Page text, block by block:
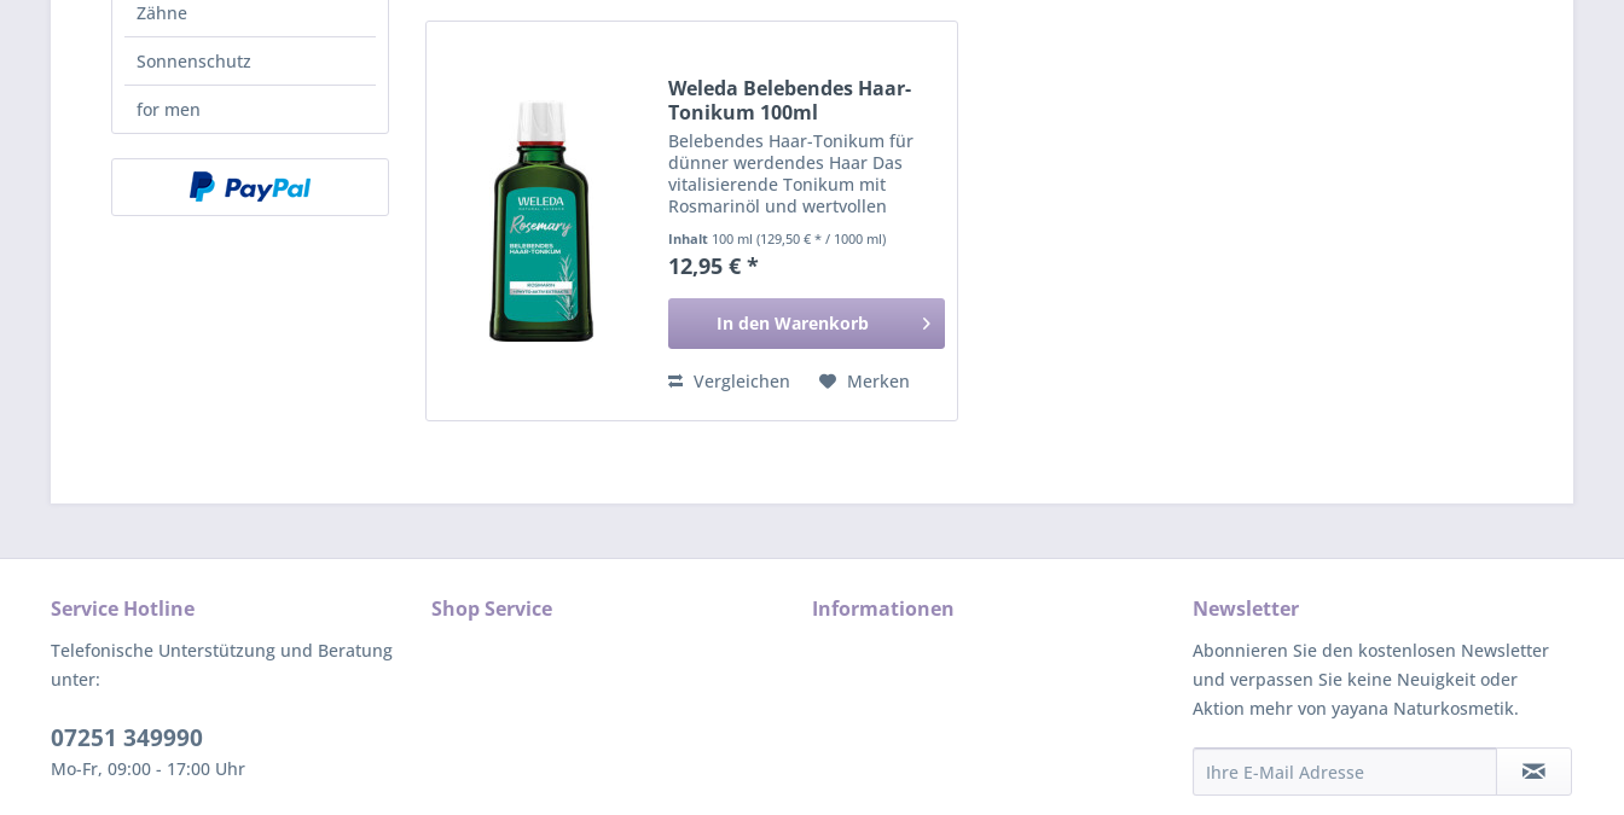
Zähne
Sonnenschutz
for men
Weleda Belebendes Haar-
Tonikum 100ml
Belebendes Haar-Tonikum für
dünner werdendes Haar Das
vitalisierende Tonikum mit
Rosmarinöl und wertvollen
Meerrettichblättern verbessert
die Nährstoffversorgung der
Haarwurzel, reduziert Haarausfall
Inhalt 100 ml(129,50 € * / 1000 ml)
12,95 € *
In den Warenkorb
Vergleichen Merken
Service Hotline
Telefonische Unterstützung und Beratung
unter:
07251 349990
Mo-Fr, 09:00 - 17:00 Uhr
Shop Service Informationen Newsletter
Abonnieren Sie den kostenlosen Newsletter
und verpassen Sie keine Neuigkeit oder
Aktion mehr von yayana Naturkosmetik.